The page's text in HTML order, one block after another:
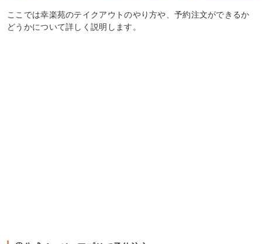
ここでは幸楽苑のテイクアウトのやり方や、予約注文ができるか
どうかについて詳しく説明します。